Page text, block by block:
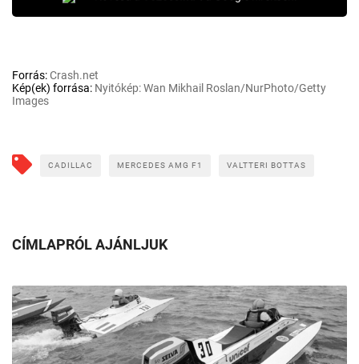
Forrás:Crash.net
Kép(ek) forrása: Nyitókép: Wan Mikhail Roslan/NurPhoto/Getty
Images
CADILLAC MERCEDES AMG F1 VALTTERI BOTTAS
CÍMLAPRÓL AJÁNLJUK